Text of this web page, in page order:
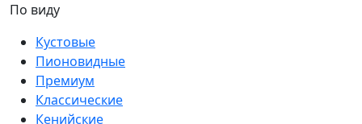
По виду
Кустовые
Пионовидные
Премиум
Классические
Кенийские